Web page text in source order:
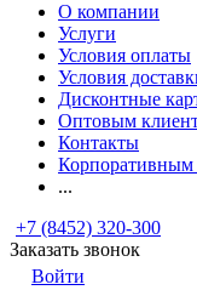
О компании
Услуги
Условия оплаты
Условия
Дисконтные
Оптовым
Контакты
...
+7 (8452) 320-300
Заказать звонок
Войти